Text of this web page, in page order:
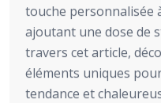
touche personnalisée
ajoutant une dose de
travers cet article,
éléments uniques
tendance et